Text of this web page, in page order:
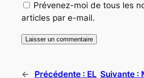
Prévenez-moi de tous les
articles par e-mail.
← Précédente : EL Suivante :